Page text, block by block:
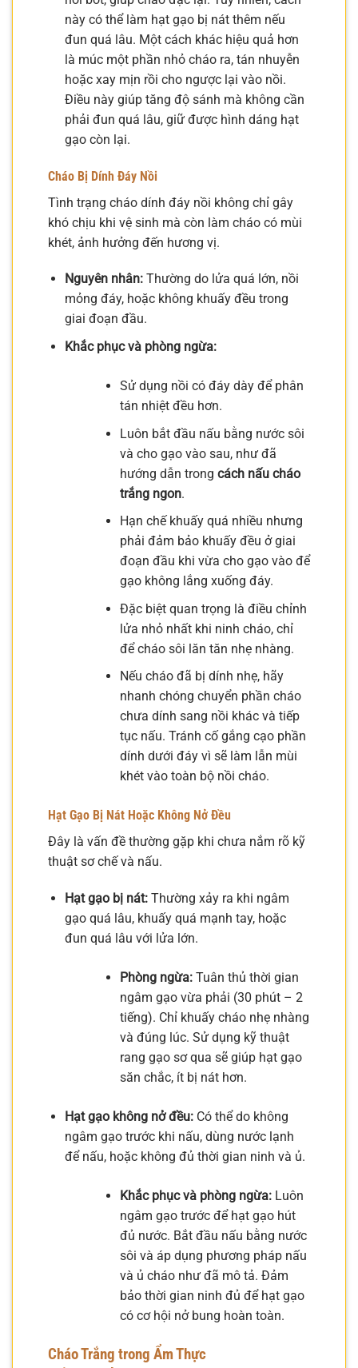
này có thể làm hạt gạo bị nát thêm nếu
đun quá lâu. Một cách khác hiệu quả hơn
là múc một phần nhỏ cháo ra, tán nhuyễn
hoặc xay mịn rồi cho ngược lại vào nồi.
Điều này giúp tăng độ sánh mà không cần
phải đun quá lâu, giữ được hình dáng hạt
gạo còn lại.
Cháo Bị Dính Đáy Nồi
Tình trạng cháo dính đáy nồi không chỉ gây
khó chịu khi vệ sinh mà còn làm cháo có mùi
khét, ảnh hưởng đến hương vị.
Nguyên nhân:Thường do lửa quá lớn, nồi
mỏng đáy, hoặc không khuấy đều trong
giai đoạn đầu.
Khắc phục và phòng ngừa:
Sử dụng nồi có đáy dày để phân
tán nhiệt đều hơn.
Luôn bắt đầu nấu bằng nước sôi
và cho gạo vào sau, như đã
hướng dẫn trong cách nấu cháo
trắng ngon.
Hạn chế khuấy quá nhiều nhưng
phải đảm bảo khuấy đều ở giai
đoạn đầu khi vừa cho gạo vào để
gạo không lắng xuống đáy.
Đặc biệt quan trọng là điều chỉnh
lửa nhỏ nhất khi ninh cháo, chỉ
để cháo sôi lăn tăn nhẹ nhàng.
Nếu cháo đã bị dính nhẹ, hãy
nhanh chóng chuyển phần cháo
chưa dính sang nồi khác và tiếp
tục nấu. Tránh cố gắng cạo phần
dính dưới đáy vì sẽ làm lẫn mùi
khét vào toàn bộ nồi cháo.
Hạt Gạo Bị Nát Hoặc Không Nở Đều
Đây là vấn đề thường gặp khi chưa nắm rõ kỹ
thuật sơ chế và nấu.
Hạt gạo bị nát:Thường xảy ra khi ngâm
gạo quá lâu, khuấy quá mạnh tay, hoặc
đun quá lâu với lửa lớn.
Phòng ngừa:Tuân thủ thời gian
ngâm gạo vừa phải (30 phút – 2
tiếng). Chỉ khuấy cháo nhẹ nhàng
và đúng lúc. Sử dụng kỹ thuật
rang gạo sơ qua sẽ giúp hạt gạo
săn chắc, ít bị nát hơn.
Hạt gạo không nở đều:Có thể do không
ngâm gạo trước khi nấu, dùng nước lạnh
để nấu, hoặc không đủ thời gian ninh và ủ.
Khắc phục và phòng ngừa:Luôn
ngâm gạo trước để hạt gạo hút
đủ nước. Bắt đầu nấu bằng nước
sôi và áp dụng phương pháp nấu
và ủ cháo như đã mô tả. Đảm
bảo thời gian ninh đủ để hạt gạo
có cơ hội nở bung hoàn toàn.
Cháo Trắng trong Ẩm Thực